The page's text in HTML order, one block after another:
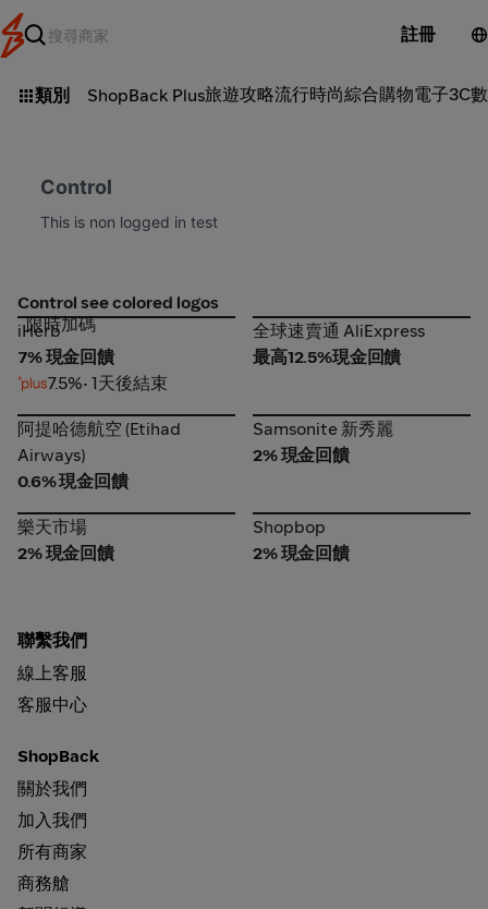
註冊
類別 ShopBack Plus旅遊攻略流行時尚綜合購物電子3C
Control
This is non logged in test
Control see colored logos
iHerb
限時加碼
iHerb
7% 現金回饋
7.5%• 1天後結束
全球速賣通 AliExpress
全球速賣通 AliExpress
最高12.5%現金回饋
阿提哈德航空 (Etihad
Airways)
阿提哈德航空 (Etihad
Airways)
0.6% 現金回饋
Samsonite 新秀麗
Samsonite 新秀麗
2% 現金回饋
樂天市場
樂天市場
2% 現金回饋
Shopbop
Shopbop
2% 現金回饋
聯繫我們
線上客服
客服中心
ShopBack
關於我們
加入我們
所有商家
商務艙